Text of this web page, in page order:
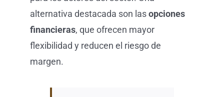
alternativa destacada son lasopciones
financieras, que ofrecen mayor
flexibilidad y reducen el riesgo de
margen.